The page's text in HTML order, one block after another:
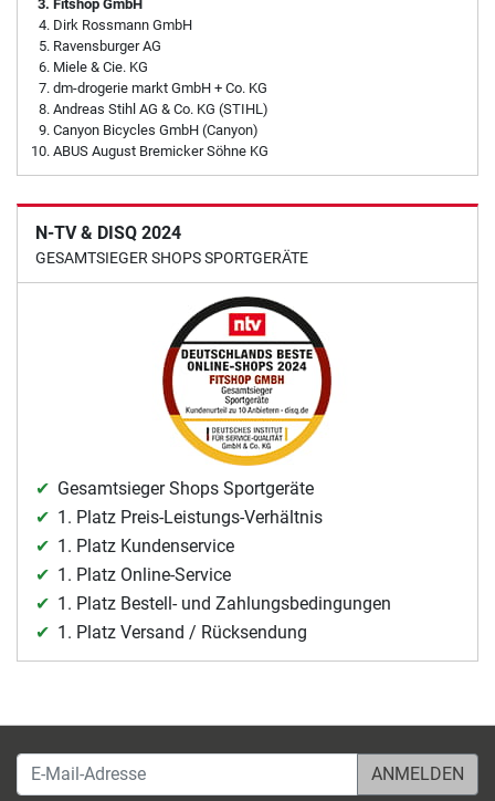
Fitshop GmbH
Dirk Rossmann GmbH
Ravensburger AG
Miele & Cie. KG
dm-drogerie markt GmbH + Co. KG
Andreas Stihl AG & Co. KG (STIHL)
Canyon Bicycles GmbH (Canyon)
ABUS August Bremicker Söhne KG
N-TV & DISQ 2024
GESAMTSIEGER SHOPS SPORTGERÄTE
Gesamtsieger Shops Sportgeräte
1. Platz Preis-Leistungs-Verhältnis
1. Platz Kundenservice
1. Platz Online-Service
1. Platz Bestell- und Zahlungsbedingungen
1. Platz Versand / Rücksendung
E-Mail-Adresse